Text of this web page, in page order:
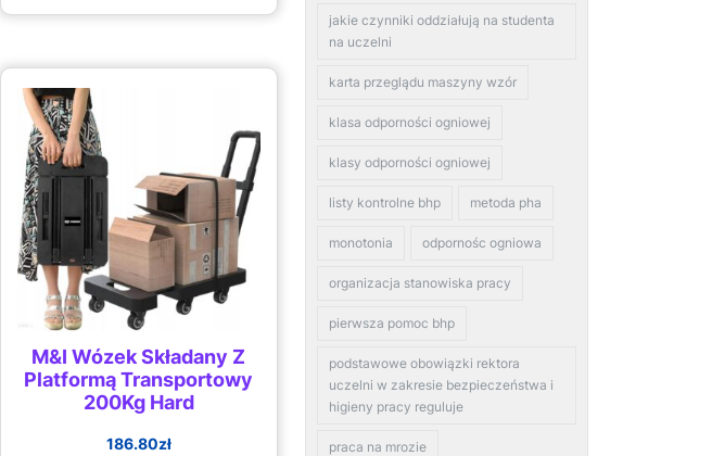
M&I Wózek Składany Z
Platformą Transportowy
200Kg Hard
186.80zł
jakie czynniki oddziałują na studenta
na uczelni
karta przeglądu maszyny wzór
klasa odporności ogniowej
klasy odporności ogniowej
listy kontrolne bhp metoda pha
monotonia odpornośc ogniowa
organizacja stanowiska pracy
pierwsza pomoc bhp
podstawowe obowiązki rektora
uczelni w zakresie bezpieczeństwa i
higieny pracy reguluje
praca na mrozie